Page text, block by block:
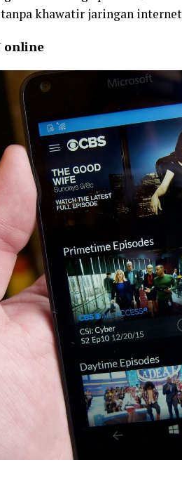
khawatir jaringan
online